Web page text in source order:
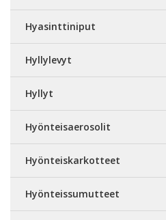
Hyasinttiniput
Hyllylevyt
Hyllyt
Hyönteisaerosolit
Hyönteiskarkotteet
Hyönteissumutteet